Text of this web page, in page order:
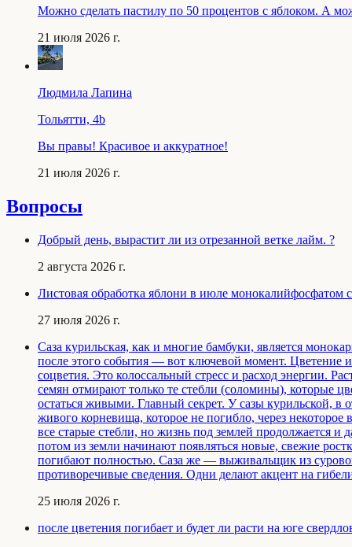
Можно сделать пастилу по 50 процентов с яблоком. А
21 июля 2026 г.
Людмила Лапина
Тольятти, 4b
Вы правы! Красивое и аккуратное!
21 июля 2026 г.
Вопросы
Добрый день, вырастит ли из отрезанной ветке лайм. ?
2 августа 2026 г.
Листовая обработка яблони в июле монокалийфосфатом
27 июля 2026 г.
Саза курильская, как и многие бамбуки, является
после этого события — вот ключевой момент. Цветение
соцветия. Это колоссальный стресс и расход энергии.
семян отмирают только те стебли (соломины), которые
остаться живыми. Главный секрет. У сазы курильской, в
живого корневища, которое не погибло, через
все старые стебли, но жизнь под землей продолжается
потом из земли начинают появляться новые, свежие
погибают полностью. Саза же — выживальщик из
противоречивые сведения. Одни делают акцент на
25 июля 2026 г.
после цветения погибает и будет ли расти на юге